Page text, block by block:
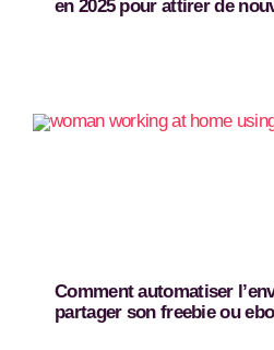
en 2025 pour attirer de
Comment automatiser
partager son freebie ou